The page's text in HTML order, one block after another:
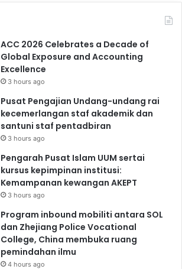
ACC 2026 Celebrates a Decade of
Global Exposure and Accounting
Excellence
3 hours ago
Pusat Pengajian Undang-undang rai
kecemerlangan staf akademik dan
santuni staf pentadbiran
3 hours ago
Pengarah Pusat Islam UUM sertai
kursus kepimpinan institusi:
Kemampanan kewangan AKEPT
3 hours ago
Program inbound mobiliti antara SOL
dan Zhejiang Police Vocational
College, China membuka ruang
pemindahan ilmu
4 hours ago